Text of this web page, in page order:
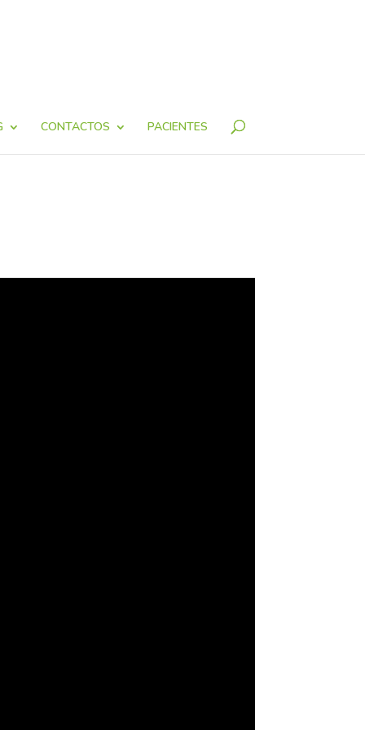
CONTACTOS PACIENTES